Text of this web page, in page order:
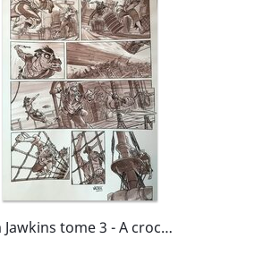
Jim Jawkins tome 3 - A crocs et à sang - page 32